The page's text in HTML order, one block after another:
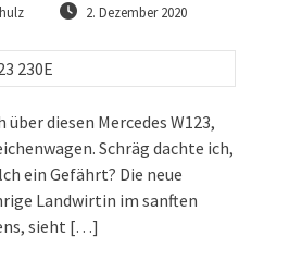
2. Dezember 2020
diesen Mercedes W123,
Schräg dachte ich,
ein Gefährt? Die neue
Landwirtin im sanften
sieht […]